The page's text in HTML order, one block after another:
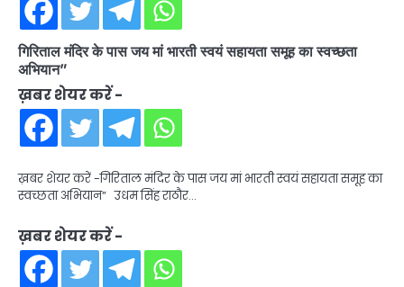
गिरिताल मंदिर के पास जय मां भारती स्वयं सहायता समूह का स्वच्छता
अभियान”
ख़बर शेयर करें -
ख़बर शेयर करें -गिरिताल मंदिर के पास जय मां भारती स्वयं सहायता समूह का
स्वच्छता अभियान” उधम सिंह राठौर…
ख़बर शेयर करें -